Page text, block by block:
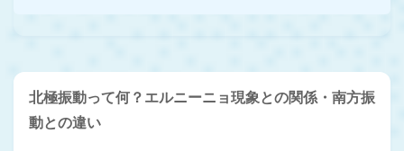
北極振動って何？エルニーニョ現象との関係・南方振
動との違い